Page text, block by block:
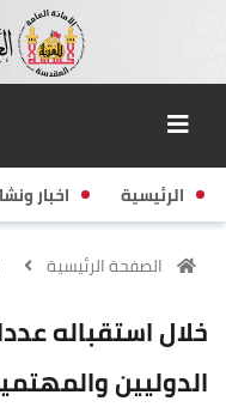
الرئيسية اخبار
الصفحة الرئيسية
خلال استقباله
الدوليين